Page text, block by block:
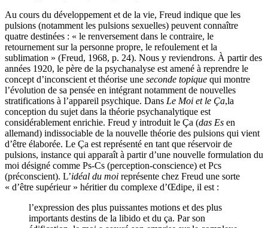
Au cours du développement et de la vie, Freud indique que les
pulsions (notamment les pulsions sexuelles) peuvent connaître
quatre destinées : « le renversement dans le contraire, le
retournement sur la personne propre, le refoulement et la
sublimation » (Freud, 1968, p. 24). Nous y reviendrons. À partir des
années 1920, le père de la psychanalyse est amené à reprendre le
concept d’inconscient et théorise une seconde topique qui montre
l’évolution de sa pensée en intégrant notamment de nouvelles
stratifications à l’appareil psychique. Dans Le Moi et le Ça,la
conception du sujet dans la théorie psychanalytique est
considérablement enrichie. Freud y introduit le Ça (das Es en
allemand) indissociable de la nouvelle théorie des pulsions qui vient
d’être élaborée. Le Ça est représenté en tant que réservoir de
pulsions, instance qui apparaît à partir d’une nouvelle formulation du
moi désigné comme Ps-Cs (perception-conscience) et Pcs
(préconscient). L’idéal du moi représente chez Freud une sorte
« d’être supérieur » héritier du complexe d’Œdipe, il est :
l’expression des plus puissantes motions et des plus
importants destins de la libido et du ça. Par son